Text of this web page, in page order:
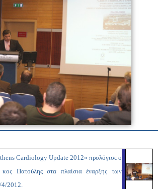
Cardiology Update 2012» προλόγισε ο
Πατούλης στα πλαίσια έναρξης των
4/2012.